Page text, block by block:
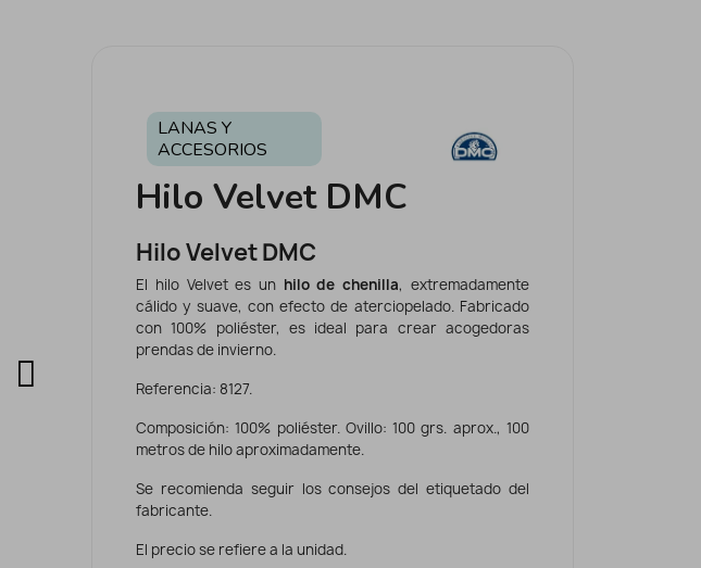
LANAS Y
ACCESORIOS
Hilo Velvet DMC
Hilo Velvet DMC
El hilo Velvet es un hilo de chenilla, extremadamente
cálido y suave, con efecto de aterciopelado. Fabricado
con 100% poliéster, es ideal para crear acogedoras
prendas de invierno.
Referencia: 8127.
Composición: 100% poliéster. Ovillo: 100 grs. aprox., 100
metros de hilo aproximadamente.
Se recomienda seguir los consejos del etiquetado del
fabricante.
El precio se refiere a la unidad.